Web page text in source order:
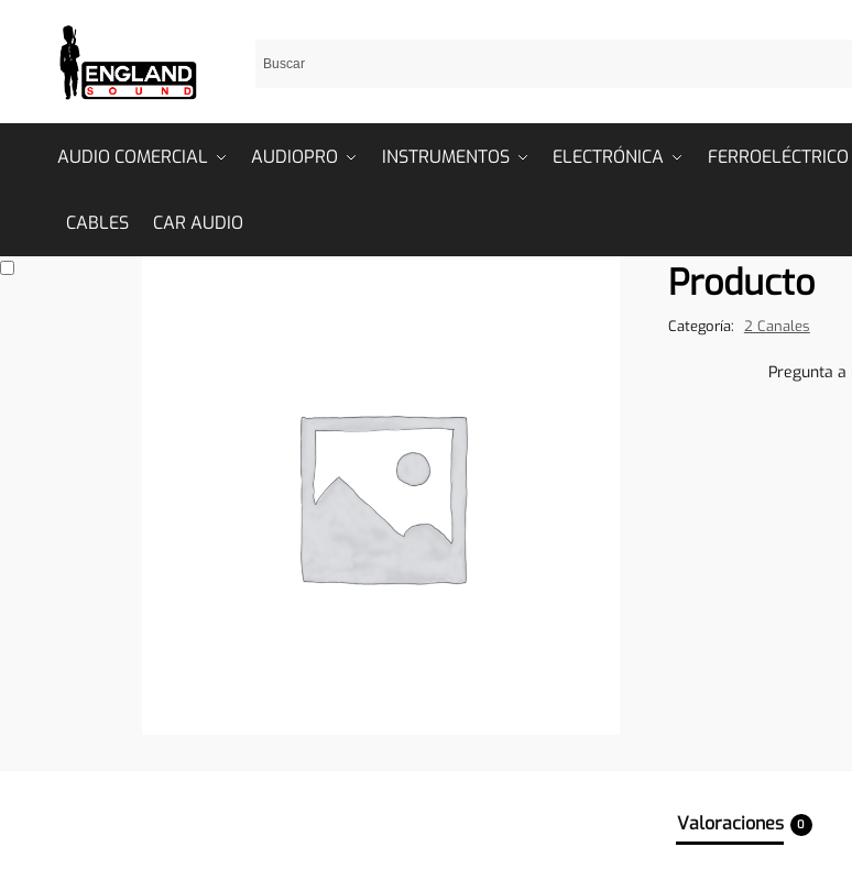
AUDIO COMERCIAL AUDIOPRO INSTRUMENTOS ELECTRÓNICA FERROELÉCTRICO
CABLES CAR AUDIO
Producto
Categoría: 2 Canales
Pregunta
Valoraciones 0